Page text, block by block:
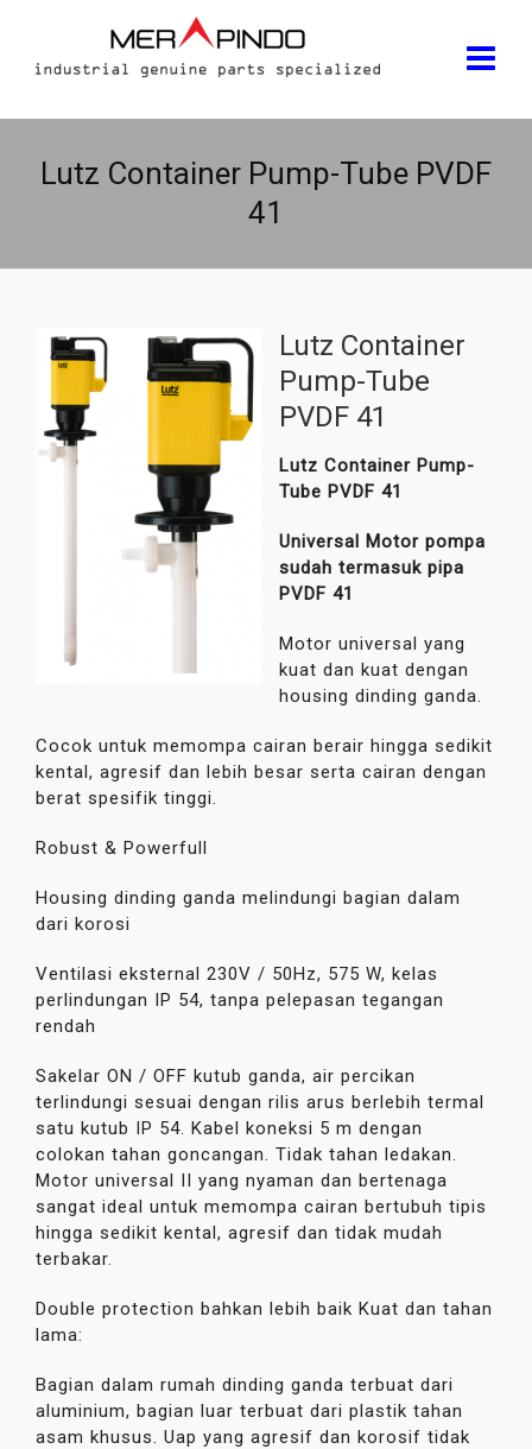
Lutz Container Pump-Tube PVDF
41
Lutz Container
Pump-Tube
PVDF 41
Lutz Container Pump-
Tube PVDF 41
Universal Motor pompa
sudah termasuk pipa
PVDF 41
Motor universal yang
kuat dan kuat dengan
housing dinding ganda.
Cocok untuk memompa cairan berair hingga sedikit
kental, agresif dan lebih besar serta cairan dengan
berat spesifik tinggi.
Robust & Powerfull
Housing dinding ganda melindungi bagian dalam
dari korosi
Ventilasi eksternal 230V / 50Hz, 575 W, kelas
perlindungan IP 54, tanpa pelepasan tegangan
rendah
Sakelar ON / OFF kutub ganda, air percikan
terlindungi sesuai dengan rilis arus berlebih termal
satu kutub IP 54. Kabel koneksi 5 m dengan
colokan tahan goncangan. Tidak tahan ledakan.
Motor universal II yang nyaman dan bertenaga
sangat ideal untuk memompa cairan bertubuh tipis
hingga sedikit kental, agresif dan tidak mudah
terbakar.
Double protection bahkan lebih baik Kuat dan tahan
lama:
Bagian dalam rumah dinding ganda terbuat dari
aluminium, bagian luar terbuat dari plastik tahan
asam khusus. Uap yang agresif dan korosif tidak